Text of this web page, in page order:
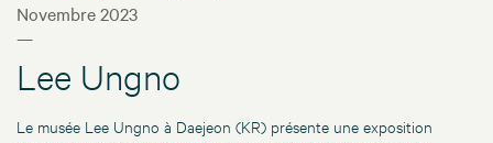
Novembre 2023
—
Lee Ungno
Le musée Lee Ungno à Daejeon (KR) présente une exposition